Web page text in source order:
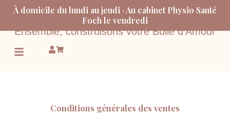
Aller
contenu
À domicile du lundi au jeudi · Au cabinet Physio Santé
Foch le vendredi
Ensemble, construisons votre Bulle d’Amour
Menu
Conditions générales des ventes